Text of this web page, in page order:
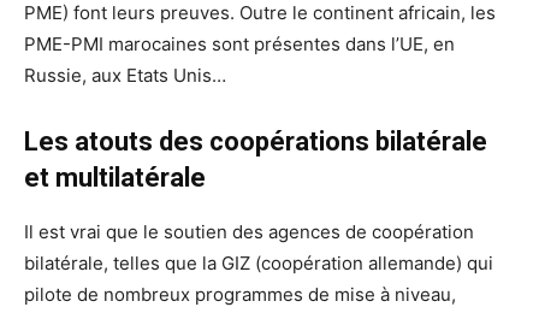
PME) font leurs preuves. Outre le continent africain, les
PME-PMI marocaines sont présentes dans l’UE, en
Russie, aux Etats Unis…
Les atouts des coopérations bilatérale
et multilatérale
Il est vrai que le soutien des agences de coopération
bilatérale, telles que la GIZ (coopération allemande) qui
pilote de nombreux programmes de mise à niveau,